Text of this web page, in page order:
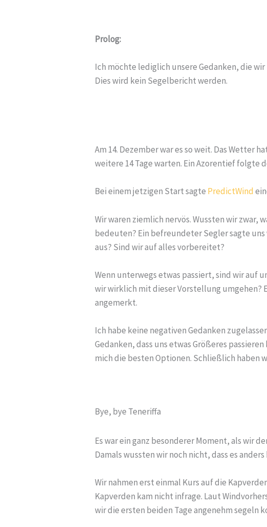
Prolog:
Ich möchte lediglich unsere Gedanken, die
Dies wird kein Segelbericht werden.
Am 14. Dezember war es so weit. Das Wetter
weitere 14 Tage warten. Ein Azorentief folgte
Bei einem jetzigen Start sagte PredictWind
Wir waren ziemlich nervös. Wussten wir zwar,
bedeuten? Ein befreundeter Segler sagte
aus? Sind wir auf alles vorbereitet?
Wenn unterwegs etwas passiert, sind wir auf
wir wirklich mit dieser Vorstellung umgehen?
angemerkt.
Ich habe keine negativen Gedanken
Gedanken, dass uns etwas Größeres
mich die besten Optionen. Schließlich haben
Bye, bye Teneriffa
Es war ein ganz besonderer Moment, als wir
Damals wussten wir noch nicht, dass es
Wir nahmen erst einmal Kurs auf die
Kapverden kam nicht infrage. Laut
wir die ersten beiden Tage angenehm segeln